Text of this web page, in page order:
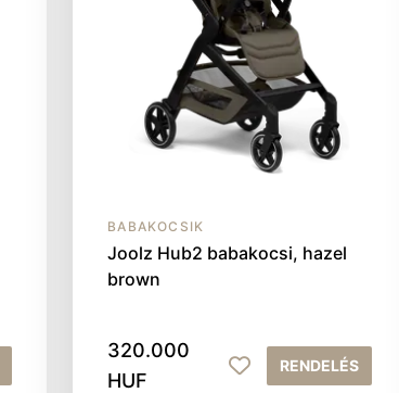
BABAKOCSIK
Joolz Hub2 babakocsi, hazel
brown
320.000
HUF
RENDELÉS